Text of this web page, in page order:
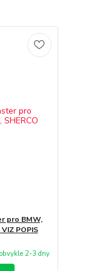
pro BMW,
POPIS
obvykle 2-3 dny